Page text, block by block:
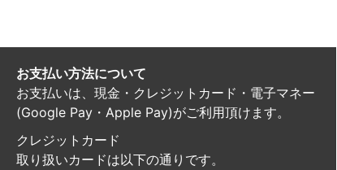
お支払い方法について
お支払いは、現金・クレジットカード・電子マネー
(Google Pay・Apple Pay)がご利用頂けます。
クレジットカード
取り扱いカードは以下の通りです。